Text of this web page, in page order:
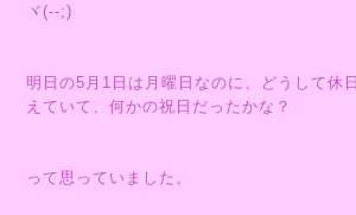
ヾ(--;)
明日の5月1日は月曜日なのに、どうして休
えていて、何かの祝日だったかな？
って思っていました。